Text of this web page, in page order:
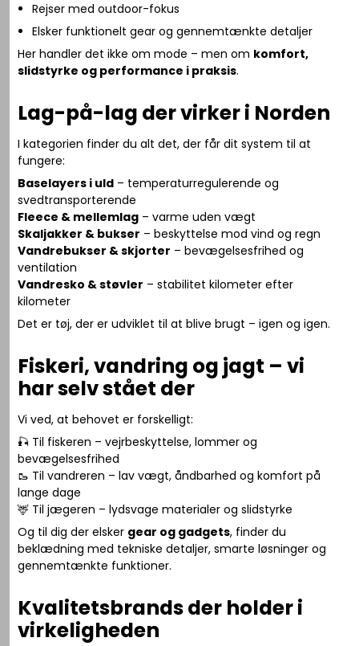
Rejser med outdoor-fokus
Elsker funktionelt gear og gennemtænkte detaljer
Her handler det ikke om mode – men om komfort,
slidstyrke og performance i praksis.
Lag-på-lag der virker i Norden
I kategorien finder du alt det, der får dit system til at
fungere:
Baselayers i uld – temperaturregulerende og
svedtransporterende
Fleece & mellemlag – varme uden vægt
Skaljakker & bukser – beskyttelse mod vind og regn
Vandrebukser & skjorter – bevægelsesfrihed og
ventilation
Vandresko & støvler – stabilitet kilometer efter
kilometer
Det er tøj, der er udviklet til at blive brugt – igen og igen.
Fiskeri, vandring og jagt – vi
har selv stået der
Vi ved, at behovet er forskelligt:
🎣 Til fiskeren – vejrbeskyttelse, lommer og
bevægelsesfrihed
🥾 Til vandreren – lav vægt, åndbarhed og komfort på
lange dage
🦌 Til jægeren – lydsvage materialer og slidstyrke
Og til dig der elsker gear og gadgets, finder du
beklædning med tekniske detaljer, smarte løsninger og
gennemtænkte funktioner.
Kvalitetsbrands der holder i
virkeligheden